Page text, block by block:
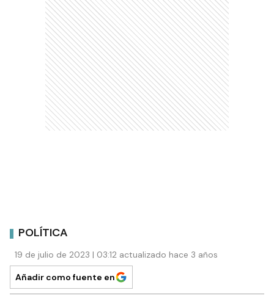
POLÍTICA
19 de julio de 2023 | 03:12 actualizado hace 3 años
Añadir como fuente en